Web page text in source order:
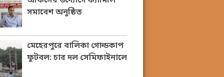
সমাবেশ অনুষ্ঠিত
মেহেরপুরে বালিকা গোল্ডকাপ
ফুটবল: চার দল সেমিফাইনালে